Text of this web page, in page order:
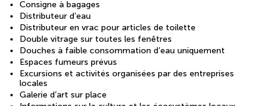
Consigne à bagages
Distributeur d’eau
Distributeur en vrac pour articles de toilette
Double vitrage sur toutes les fenêtres
Douches à faible consommation d’eau uniquement
Espaces fumeurs prévus
Excursions et activités organisées par des entreprises
locales
Galerie d’art sur place